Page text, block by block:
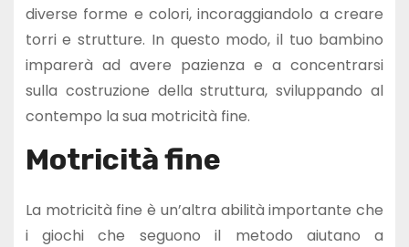
diverse forme e colori, incoraggiandolo a creare
torri e strutture. In questo modo, il tuo bambino
imparerà ad avere pazienza e a concentrarsi
sulla costruzione della struttura, sviluppando al
contempo la sua motricità fine.
Motricità fine
La motricità fine è un’altra abilità importante che
i giochi che seguono il metodo aiutano a